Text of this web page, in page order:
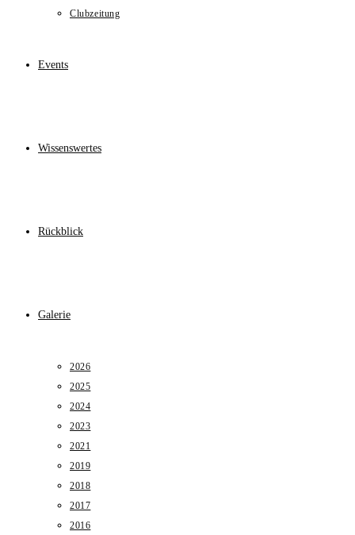
Clubzeitung
Events
Wissenswertes
Rückblick
Galerie
2026
2025
2024
2023
2021
2019
2018
2017
2016